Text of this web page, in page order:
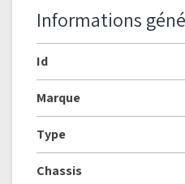
Informations
Id
Marque
Type
Chassis